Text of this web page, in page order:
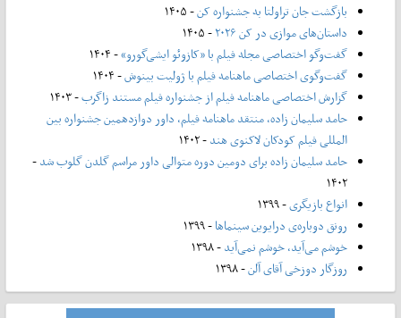
بازگشت جان تراولتا به جشنواره کن- ۱۴۰۵
داستان‌های موازی در کن ۲۰۲۶
- ۱۴۰۵
گفت‌وگو اختصاصی مجله فیلم با «کازوئو ایشی‌گورو»- ۱۴۰۴
گفت‌وگوی اختصاصی ماهنامه فیلم با ژولیت بینوش- ۱۴۰۴
گزارش اختصاصی ماهنامه فیلم از جشنواره فیلم مستند زاگرب- ۱۴۰۳
حامد سلیمان زاده، منتقد ماهنامه فیلم، داور دوازدهمین جشنواره بین
المللی فیلم کودکان لاکنوی هند- ۱۴۰۲
حامد سلیمان زاده برای دومین دوره متوالی داور مراسم گلدن گلوب شد-
۱۴۰۲
انواع بازیگری- ۱۳۹۹
رونق دوباره‌ی درایوین سینماها- ۱۳۹۹
خوشم می‌آید، خوشم نمی‌آید- ۱۳۹۸
روزگار دوزخی آقای آلن- ۱۳۹۸